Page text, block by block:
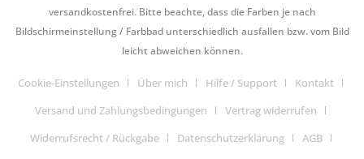
versandkostenfrei. Bitte beachte, dass die Farben je nach
Bildschirmeinstellung / Farbbad unterschiedlich ausfallen bzw. vom Bild
leicht abweichen können.
Cookie-Einstellungen Über mich Hilfe / Support
Kontakt
Versand und Zahlungsbedingungen
Vertrag widerrufen
Widerrufsrecht / Rückgabe
Datenschutzerklärung
AGB